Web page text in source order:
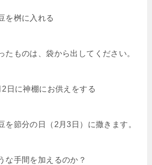
を桝に入れる
ものは、袋から出してください。
日に神棚にお供えをする
節分の日（2月3日）に撒きます。
な手間を加えるのか？